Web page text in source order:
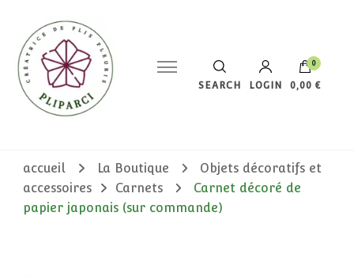
SEARCH LOGIN
0
0,00 €
accueil La Boutique
Objets décoratifs et
accessoires
Carnets
Carnet décoré de
papier japonais (sur commande)